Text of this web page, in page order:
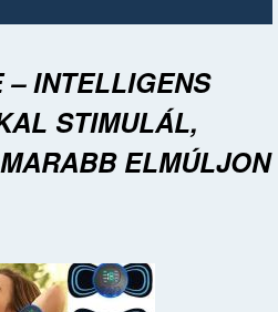
– INTELLIGENS
STIMULÁL,
ELMÚLJON